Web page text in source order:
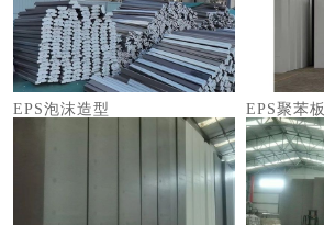
EPS泡沫造型 EPS聚苯板